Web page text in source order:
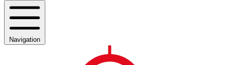
Navigation